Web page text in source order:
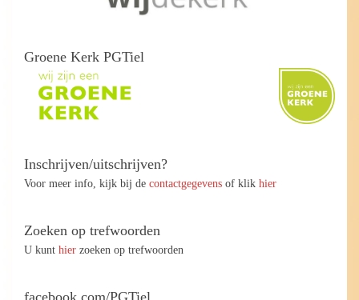
Groene Kerk PGTiel
Inschrijven/uitschrijven?
Voor meer info, kijk bij de contactgegevens of klik hier
Zoeken op trefwoorden
U kunt hier zoeken op trefwoorden